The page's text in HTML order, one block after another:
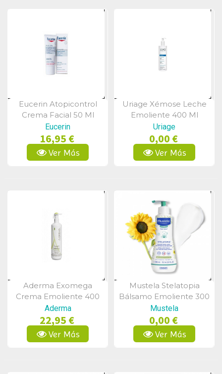
Vista Rápida
Eucerin Atopicontrol
Crema Facial 50 Ml
Eucerin
16,95 €
Ver Más
Vista Rápida
Uriage Xémose Leche
Emoliente 400 Ml
Uriage
0,00 €
Ver Más
Vista Rápida
Aderma Exomega
Crema Emoliente 400
Ml
Aderma
22,95 €
Ver Más
Vista Rápida
Mustela Stelatopia
Bálsamo Emoliente 300
Ml
Mustela
0,00 €
Ver Más